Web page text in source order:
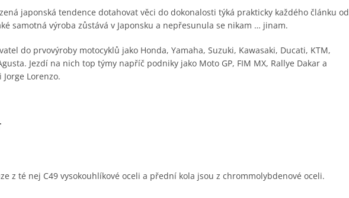
japonská tendence dotahovat věci do dokonalosti týká prakticky každého článku od
samotná výroba zůstává v Japonsku a nepřesunula se nikam … jinam.
do prvovýroby motocyklů jako Honda, Yamaha, Suzuki, Kawasaki, Ducati, KTM,
Jezdí na nich top týmy napříč podniky jako Moto GP, FIM MX, Rallye Dakar a
Lorenzo.
z té nej C49 vysokouhlíkové oceli a přední kola jsou z chrommolybdenové oceli.